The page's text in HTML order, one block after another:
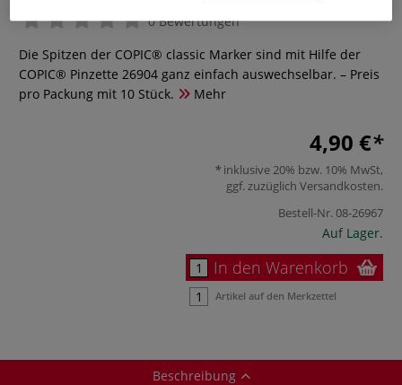
0 Bewertungen
Die Spitzen der COPIC® classic Marker sind mit Hilfe der
COPIC® Pinzette 26904 ganz einfach auswechselbar. – Preis
pro Packung mit 10 Stück.
Mehr
4,90 €
inklusive 20% bzw. 10% MwSt,
ggf. zuzüglich Versandkosten.
Bestell-Nr.08-26967
Auf Lager.
In den Warenkorb
Artikel auf den Merkzettel
Beschreibung